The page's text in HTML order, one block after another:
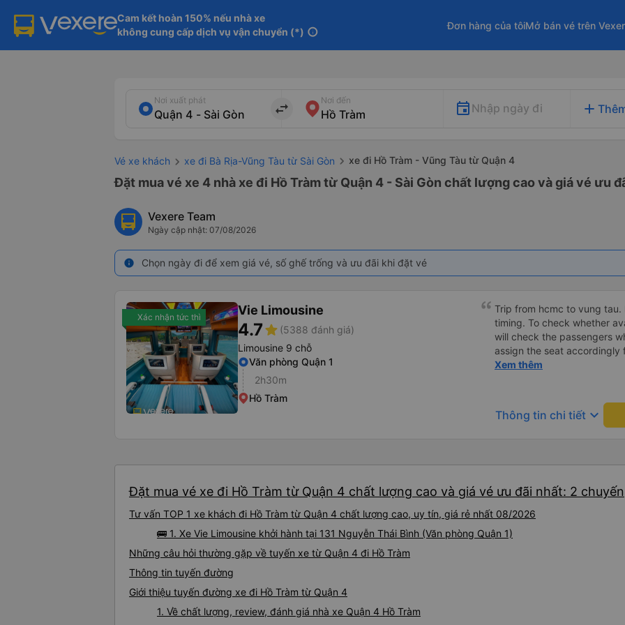
Cam kết hoàn 150% nếu nhà xe
không cung cấp dịch vụ vận chuyển (*) info
Đơn hàng của tôiMở bán vé trên
Nơi xuất phát
import_export
Nơi đến
Nhập ngày đi add
Vé xe khách xe đi Bà Rịa-Vũng Tàu từ Sài Gòn xe đi Hồ Tràm - Vũng Tàu từ Quận 4
Đặt mua vé xe 4 nhà xe đi Hồ Tràm từ Quận 4 - Sài Gòn chất lượng cao và giá vé ưu
Vexere Team
Ngày cập nhật: 07/08/2026
info Chọn ngày đi để xem giá vé, số ghế trống và ưu đãi khi đặt vé
Xác nhận tức thì Vie Limousine
4.7star (5388 đánh giá)
Limousine 9 chỗ
Văn phòng Quận 1
2h30m
Hồ Tràm
Trip from hcmc to vung
timing. To check whether
will check the passengers
assign the seat
put your luggage. The
compared to other seat. It
stop point for Toilet break
the office can speak
safe travel. Chuyến đi từ hcmc đến vung tau. Tài xế gọi
sớm hay không. Họ sẽ kiểm
thai sản và sắp xếp chỗ
Xem thêm
Thông tin chi tiết keyboard_arrow_down
Đặt mua vé xe đi Hồ Tràm từ Quận 4 chất lượng cao và giá vé ưu đãi nhất: 2 chuyến
Tư vấn TOP 1 xe khách đi Hồ Tràm từ Quận 4 chất lượng cao, uy tín, giá rẻ nhất 08/2026
🚌 1. Xe Vie Limousine khởi hành tại 131 Nguyễn Thái Bình (Văn phòng Quận 1)
Những câu hỏi thường gặp về tuyến xe từ Quận 4 đi Hồ Tràm
Thông tin tuyến đường
Giới thiệu tuyến đường xe đi Hồ Tràm từ Quận 4
1. Về chất lượng, review, đánh giá nhà xe Quận 4 Hồ Tràm